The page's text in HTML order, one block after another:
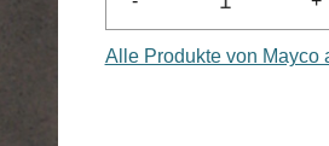
Alle Produkte von Mayco